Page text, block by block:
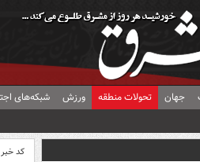
جهان تحولات منطقه ورزش شبکه‌های
کد خبر